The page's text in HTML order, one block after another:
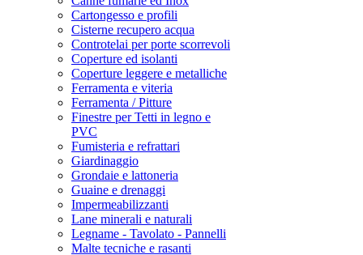
Cartongesso e profili
Cisterne recupero acqua
Controtelai per porte scorrevoli
Coperture ed isolanti
Coperture leggere e metalliche
Ferramenta e viteria
Ferramenta / Pitture
Finestre per Tetti in legno e
PVC
Fumisteria e refrattari
Giardinaggio
Grondaie e lattoneria
Guaine e drenaggi
Impermeabilizzanti
Lane minerali e naturali
Legname - Tavolato - Pannelli
Malte tecniche e rasanti